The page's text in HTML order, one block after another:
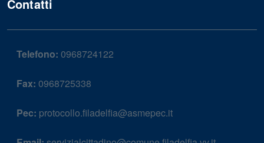
Contatti
Telefono: 0968724122
Fax: 0968725338
Pec: protocollo.filadelfia@asmepec.it